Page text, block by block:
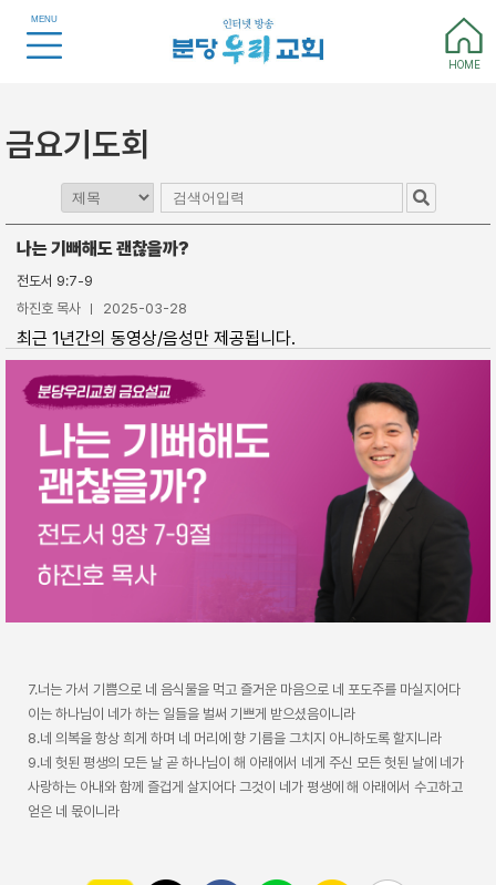
MENU
HOME
금요기도회
나는 기뻐해도 괜찮을까?
전도서 9:7-9
하진호 목사
2025-03-28
최근 1년간의 동영상/음성만 제공됩니다.
7.너는 가서 기쁨으로 네 음식물을 먹고 즐거운 마음으로 네 포도주를 마실지어다
이는 하나님이 네가 하는 일들을 벌써 기쁘게 받으셨음이니라
8.네 의복을 항상 희게 하며 네 머리에 향 기름을 그치지 아니하도록 할지니라
9.네 헛된 평생의 모든 날 곧 하나님이 해 아래에서 네게 주신 모든 헛된 날에 네가
사랑하는 아내와 함께 즐겁게 살지어다 그것이 네가 평생에 해 아래에서 수고하고
얻은 네 몫이니라